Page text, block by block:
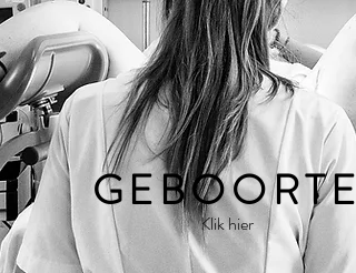
GEBOORTE
Klik hier